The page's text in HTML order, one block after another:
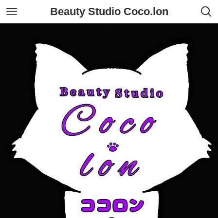
Beauty Studio Coco.lon